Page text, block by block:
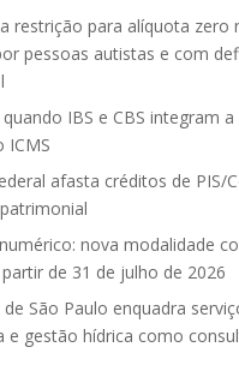
restrição para alíquota zero
pessoas autistas e com
quando IBS e CBS integram a
ICMS
afasta créditos de PIS/
nova modalidade
de 31 de julho de 2026
São Paulo enquadra
e gestão hídrica como